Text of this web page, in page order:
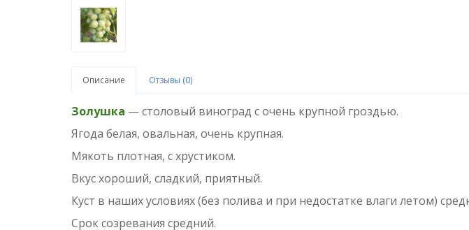
Описание Отзывы (0)
Золушка — столовый виноград с очень крупной гроздью.
Ягода белая, овальная, очень крупная.
Мякоть плотная, с хрустиком.
Вкус хороший, сладкий, приятный.
Куст в наших условиях (без полива и при недостатке влаги летом)
Срок созревания средний.